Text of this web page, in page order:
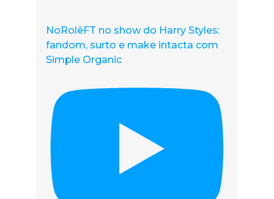
NoRolêFT no show do Harry Styles:
fandom, surto e make intacta com
Simple Organic